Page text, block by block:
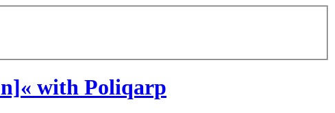
with Poliqarp